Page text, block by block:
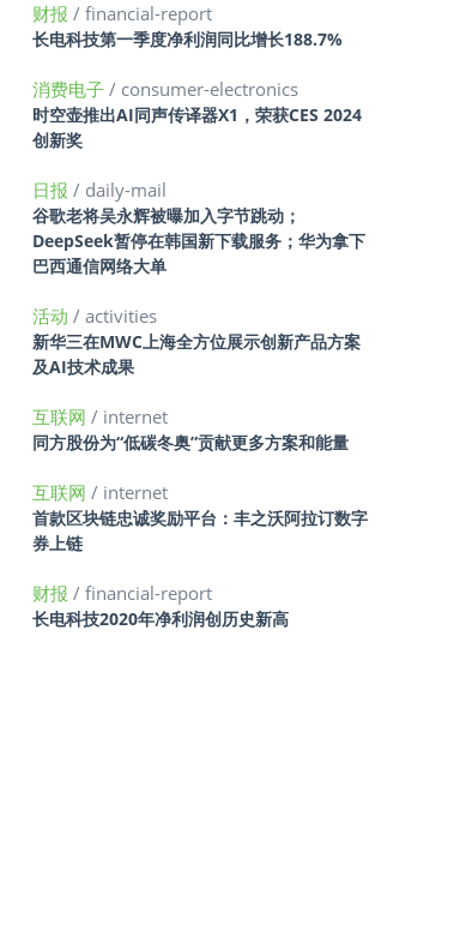
财报 / financial-report
长电科技第一季度净利润同比增长188.7%
消费电子 / consumer-electronics
时空壶推出AI同声传译器X1，荣获CES 2024
创新奖
日报 / daily-mail
谷歌老将吴永辉被曝加入字节跳动；
DeepSeek暂停在韩国新下载服务；华为拿下
巴西通信网络大单
活动 / activities
新华三在MWC上海全方位展示创新产品方案
及AI技术成果
互联网 / internet
同方股份为“低碳冬奥”贡献更多方案和能量
互联网 / internet
首款区块链忠诚奖励平台：丰之沃阿拉订数字
券上链
财报 / financial-report
长电科技2020年净利润创历史新高